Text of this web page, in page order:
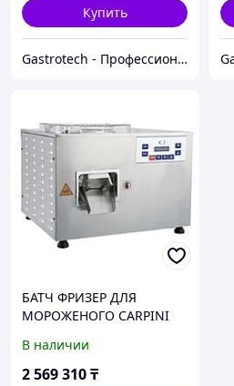
Купить
Gastrotech - Профессиональное оборудование
БАТЧ ФРИЗЕР ДЛЯ
МОРОЖЕНОГО CARPINI
В наличии
2 569 310₸